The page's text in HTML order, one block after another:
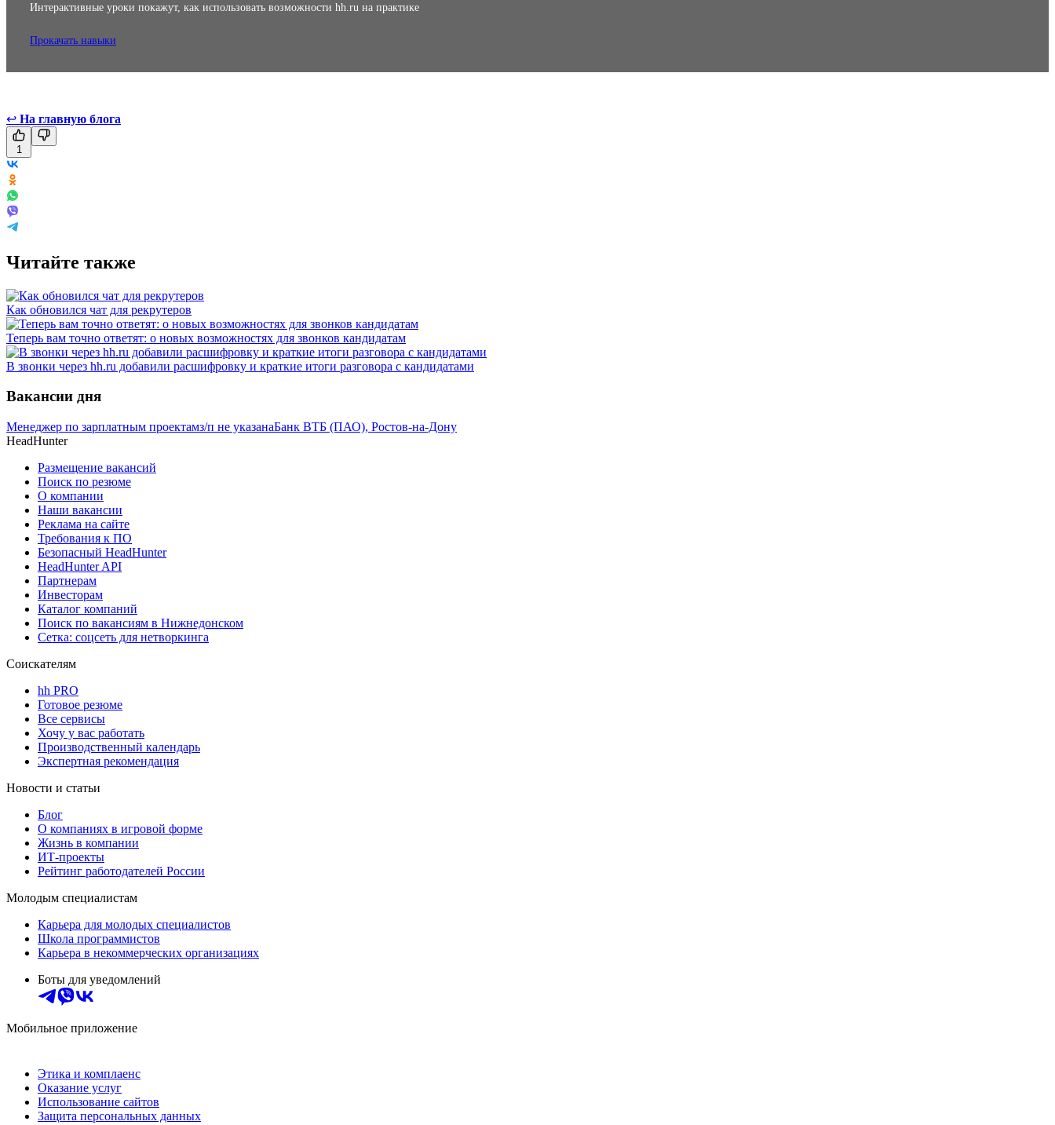
Интерактивные уроки покажут, как использовать возможности hh.ru на практике
Прокачать навыки
↩ На главную блога
1
Читайте также
Как обновился чат для рекрутеров
Теперь вам точно ответят: о новых возможностях для звонков кандидатам
В звонки через hh.ru добавили расшифровку и краткие итоги разговора с кандидатами
Вакансии дня
Менеджер по зарплатным проектамз/п не указанаБанк ВТБ (ПАО), Ростов-на-Дону
HeadHunter
Размещение вакансий
Поиск по резюме
О компании
Наши вакансии
Реклама на сайте
Требования к ПО
Безопасный HeadHunter
HeadHunter API
Партнерам
Инвесторам
Каталог компаний
Поиск по вакансиям в Нижнедонском
Сетка: соцсеть для нетворкинга
Соискателям
hh PRO
Готовое резюме
Все сервисы
Хочу у вас работать
Производственный календарь
Экспертная рекомендация
Новости и статьи
Блог
О компаниях в игровой форме
Жизнь в компании
ИТ-проекты
Рейтинг работодателей России
Молодым специалистам
Карьера для молодых специалистов
Школа программистов
Карьера в некоммерческих организациях
Боты для уведомлений
Мобильное приложение
Этика и комплаенс
Оказание услуг
Использование сайтов
Защита персональных данных